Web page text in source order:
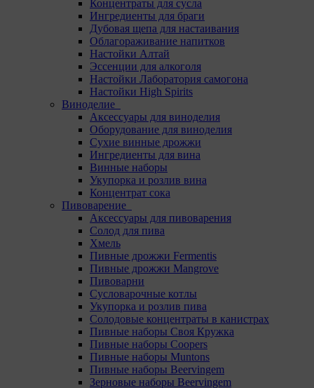
Концентраты для сусла
Ингредиенты для браги
Дубовая щепа для настаивания
Облагораживание напитков
Настойки Алтай
Эссенции для алкоголя
Настойки Лаборатория самогона
Настойки High Spirits
Виноделие
Аксессуары для виноделия
Оборудование для виноделия
Сухие винные дрожжи
Ингредиенты для вина
Винные наборы
Укупорка и розлив вина
Концентрат сока
Пивоварение
Аксессуары для пивоварения
Солод для пива
Хмель
Пивные дрожжи Fermentis
Пивные дрожжи Mangrove
Пивоварни
Сусловарочные котлы
Укупорка и розлив пива
Солодовые концентраты в канистрах
Пивные наборы Своя Кружка
Пивные наборы Coopers
Пивные наборы Muntons
Пивные наборы Beervingem
Зерновые наборы Beervingem